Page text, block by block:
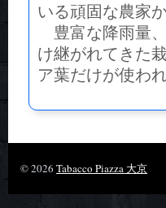
いる頑固な農家
豊富な降雨量
け継がれてきた
ア葉だけが使わ
© 2026 Tabacco Piazza 大京